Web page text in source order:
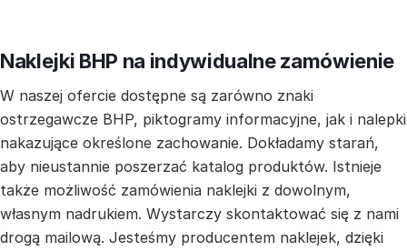
Naklejki BHP na indywidualne zamówienie
W naszej ofercie dostępne są zarówno znaki
ostrzegawcze BHP, piktogramy informacyjne, jak i nalepki
nakazujące określone zachowanie. Dokładamy starań,
aby nieustannie poszerzać katalog produktów. Istnieje
także możliwość zamówienia naklejki z dowolnym,
własnym nadrukiem. Wystarczy skontaktować się z nami
drogą mailową. Jesteśmy producentem naklejek, dzięki